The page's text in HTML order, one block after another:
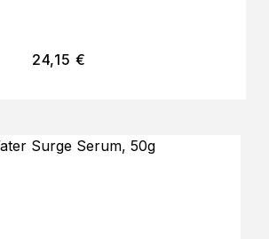
24,15 €